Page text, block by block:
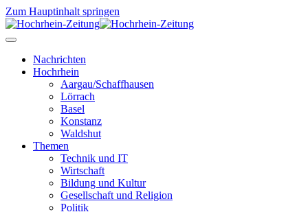
Zum Hauptinhalt springen
Nachrichten
Hochrhein
Aargau/Schaffhausen
Lörrach
Basel
Konstanz
Waldshut
Themen
Technik und IT
Wirtschaft
Bildung und Kultur
Gesellschaft und Religion
Politik